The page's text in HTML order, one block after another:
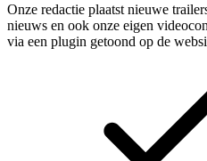
Onze redactie plaatst nieuwe
nieuws en ook onze eigen
via een plugin getoond op de